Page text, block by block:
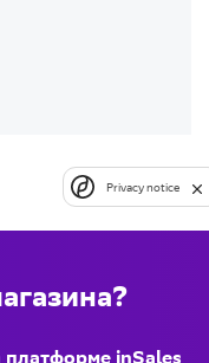
платформе inSales
Privacy notice